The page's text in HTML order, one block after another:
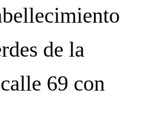
de la
69 con